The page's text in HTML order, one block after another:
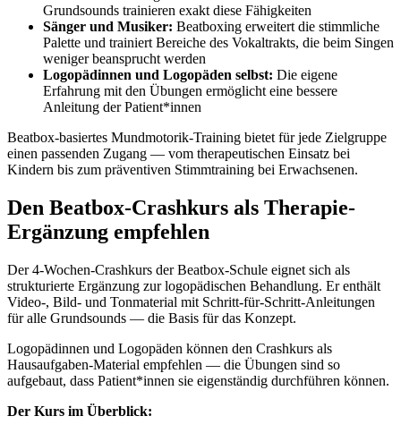
Grundsounds trainieren exakt diese Fähigkeiten
Sänger und Musiker: Beatboxing erweitert die stimmliche
Palette und trainiert Bereiche des Vokaltrakts, die beim Singen
weniger beansprucht werden
Logopädinnen und Logopäden selbst: Die eigene
Erfahrung mit den Übungen ermöglicht eine bessere
Anleitung der Patient*innen
Beatbox-basiertes Mundmotorik-Training bietet für jede Zielgruppe
einen passenden Zugang — vom therapeutischen Einsatz bei
Kindern bis zum präventiven Stimmtraining bei Erwachsenen.
Den Beatbox-Crashkurs als Therapie-
Ergänzung empfehlen
Der 4-Wochen-Crashkurs der Beatbox-Schule eignet sich als
strukturierte Ergänzung zur logopädischen Behandlung. Er enthält
Video-, Bild- und Tonmaterial mit Schritt-für-Schritt-Anleitungen
für alle Grundsounds — die Basis für das Konzept.
Logopädinnen und Logopäden können den Crashkurs als
Hausaufgaben-Material empfehlen — die Übungen sind so
aufgebaut, dass Patient*innen sie eigenständig durchführen können.
Der Kurs im Überblick: